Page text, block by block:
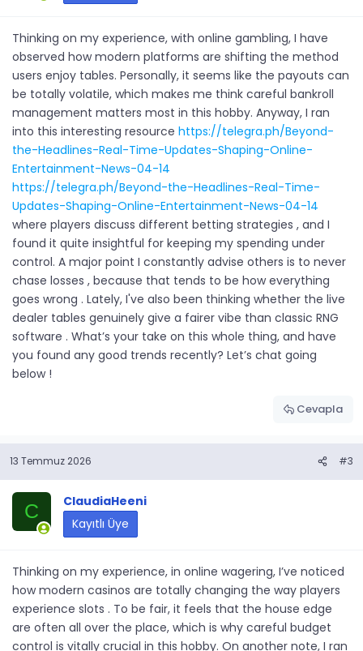
Thinking on my experience, with online gambling, I have
observed how modern platforms are shifting the method
users enjoy tables. Personally, it seems like the payouts can
be totally volatile, which makes me think careful bankroll
management matters most in this hobby. Anyway, I ran
into this interesting resource https://telegra.ph/Beyond-
the-Headlines-Real-Time-Updates-Shaping-Online-
Entertainment-News-04-14
https://telegra.ph/Beyond-the-Headlines-Real-Time-
Updates-Shaping-Online-Entertainment-News-04-14
where players discuss different betting strategies , and I
found it quite insightful for keeping my spending under
control. A major point I constantly advise others is to never
chase losses , because that tends to be how everything
goes wrong . Lately, I've also been thinking whether the live
dealer tables genuinely give a fairer vibe than classic RNG
software . What’s your take on this whole thing, and have
you found any good trends recently? Let’s chat going
below !
Cevapla
13 Temmuz 2026 #3
C
ClaudiaHeeni
Kayıtlı Üye
Thinking on my experience, in online wagering, I’ve noticed
how modern casinos are totally changing the way players
experience slots . To be fair, it feels that the house edge
are often all over the place, which is why careful budget
control is vitally crucial in this hobby. On another note, I ran